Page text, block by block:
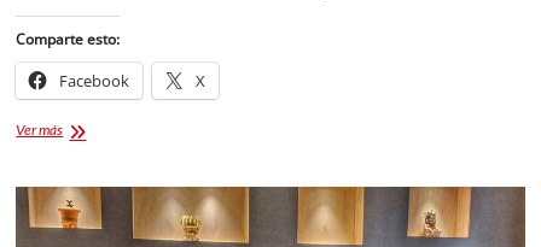
Comparte esto:
Facebook X
Ver másDescubre
«Orígenes»
del
Maestro